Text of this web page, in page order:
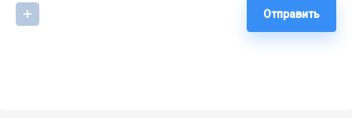
Отправить